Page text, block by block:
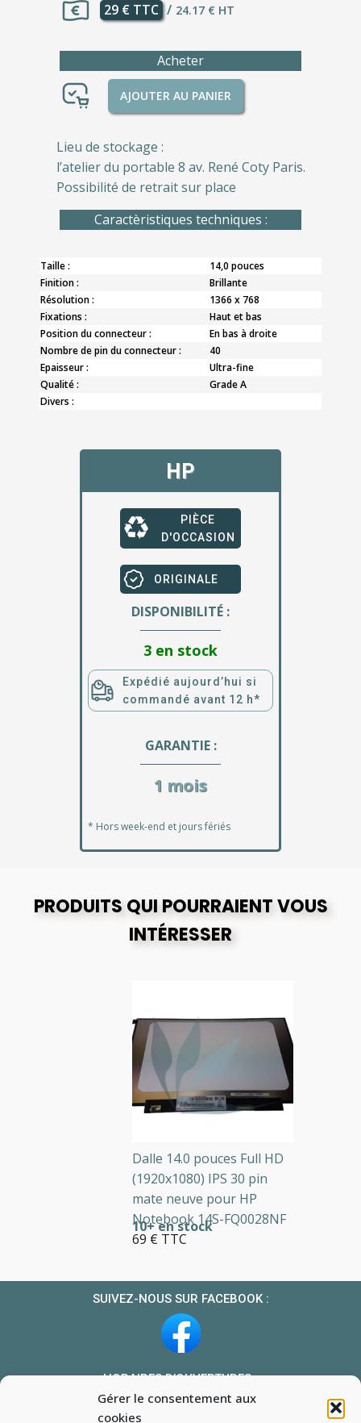
Gérer le consentement aux
cookies
29 € TTC / 24.17 € HT
Acheter
AJOUTER AU PANIER
Lieu de stockage :
l’atelier du portable 8 av. René Coty Paris.
Possibilité de retrait sur place
Caractèristiques techniques :
Taille :
14,0 pouces
Finition :
Brillante
Résolution :
1366 x 768
Fixations :
Haut et bas
Position du connecteur :
En bas à droite
Nombre de pin du connecteur :
40
Epaisseur :
Ultra-fine
Qualité :
Grade A
Divers :
HP
PIÈCE
D'OCCASION
ORIGINALE
DISPONIBILITÉ :
3 en stock
Expédié aujourd’hui si
commandé avant 12 h*
GARANTIE :
1 mois
* Hors week-end et jours fériés
PRODUITS QUI POURRAIENT VOUS
INTÉRESSER
10+ en stock
Dalle 14.0 pouces Full HD
(1920x1080) IPS 30 pin
mate neuve pour HP
Notebook 14S-FQ0028NF
69 € TTC
SUIVEZ-NOUS SUR FACEBOOK :
HORAIRES D’OUVERTURES :
Du lundi au vendredi : 10h-13h et 14h-19h